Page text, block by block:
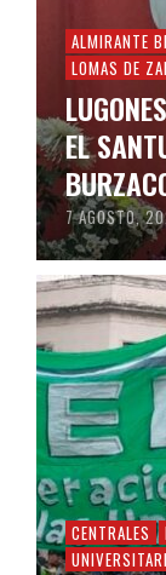
ALMIRANTE
LOMAS DE
EL
7 AGOSTO,
CENTRALES